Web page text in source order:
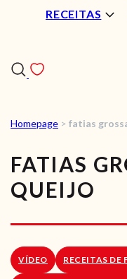
RECEITAS
Homepage > fatias
FATIAS
QUEIJO
VÍDEO RECEITAS DE